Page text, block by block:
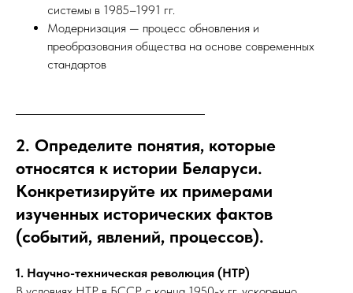
системы в 1985–1991 гг.
Модернизация — процесс обновления и
преобразования общества на основе современных
стандартов
2. Определите понятия, которые
относятся к истории Беларуси.
Конкретизируйте их примерами
изученных исторических фактов
(событий, явлений, процессов).
1. Научно-техническая революция (НТР)